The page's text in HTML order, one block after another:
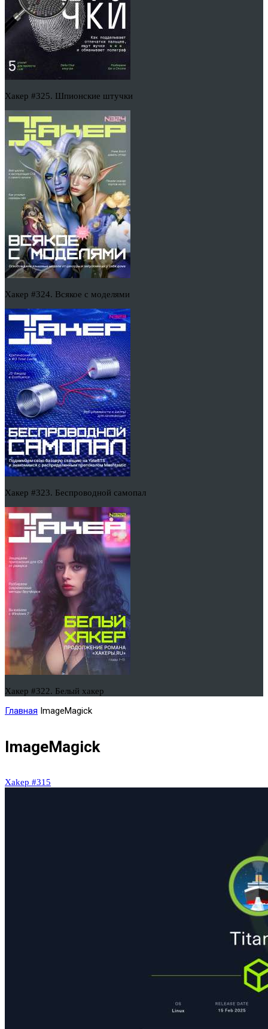
Хакер #325. Шпионские штучки
Хакер #324. Всякое с моделями
Хакер #323. Беспроводной самопал
Хакер #322. Белый хакер
Главная ImageMagick
ImageMagick
Xakep #315